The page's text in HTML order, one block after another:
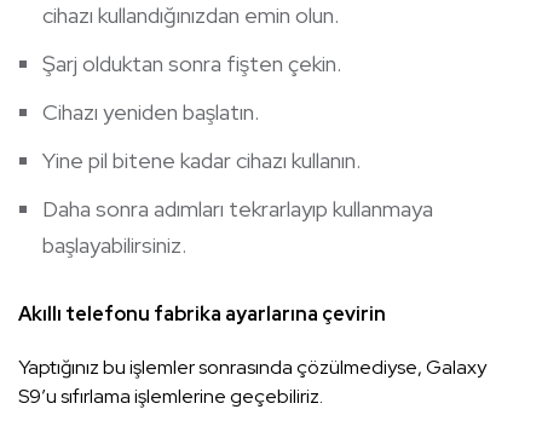
cihazı kullandığınızdan emin olun.
Şarj olduktan sonra fişten çekin.
Cihazı yeniden başlatın.
Yine pil bitene kadar cihazı kullanın.
Daha sonra adımları tekrarlayıp kullanmaya
başlayabilirsiniz.
Akıllı telefonu fabrika ayarlarına çevirin
Yaptığınız bu işlemler sonrasında çözülmediyse, Galaxy
S9’u sıfırlama işlemlerine geçebiliriz.